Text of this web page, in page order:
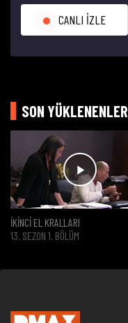
CANLI İZLE
SON YÜKLENENLER
İKİNCİ EL KRALLARI
13. SEZON 1. BÖLÜM